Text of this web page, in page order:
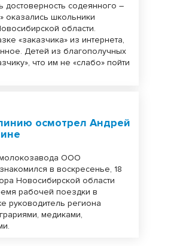
достоверность содеянного –
оказались школьники
области.
«заказчика» из интернета,
Детей из благополучных
что им не «слабо» пойти
осмотрел Андрей
ООО
в воскресенье, 18
Новосибирской области
рабочей поездки в
руководитель региона
медиками,